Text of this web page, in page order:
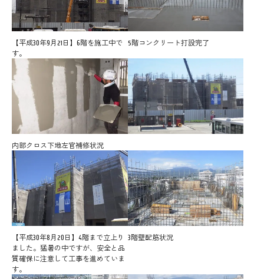
【平成30年9月21日】6階を施工中で
す。
5階コンクリート打設完了
内部クロス下地左官補修状況
【平成30年8月20日】4階まで立上り
ました。猛暑の中ですが、安全と品
質確保に注意して工事を進めていま
す。
3階壁配筋状況